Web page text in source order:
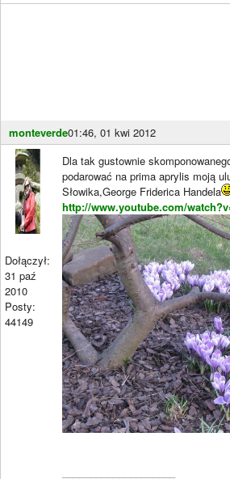
monteverde01:46, 01 kwi 2012
Dołączył:
31 paź
2010
Posty:
44149
Dla tak gustownie
podarować na prima aprylis moją
Słowika,George Friderica Handela
http://www.youtube.com/